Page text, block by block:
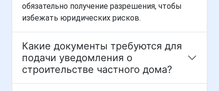
обязательно получение разрешения, чтобы
избежать юридических рисков.
Какие документы требуются для
подачи уведомления о
строительстве частного дома?